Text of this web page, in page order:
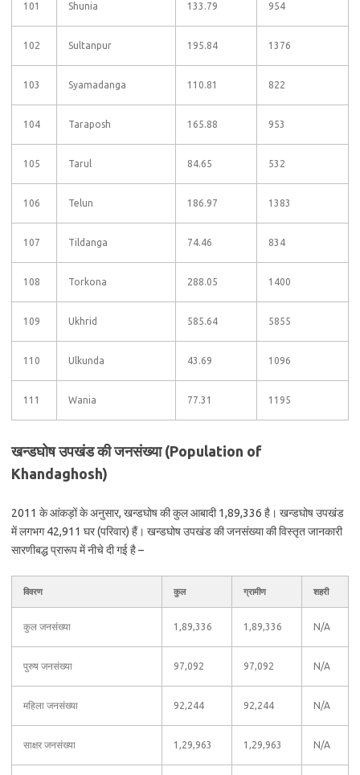
101 Shunia 133.79 954
102 Sultanpur 195.84 1376
103 Syamadanga 110.81 822
104 Taraposh 165.88 953
105 Tarul 84.65 532
106 Telun 186.97 1383
107 Tildanga 74.46 834
108 Torkona 288.05 1400
109 Ukhrid 585.64 5855
110 Ulkunda 43.69 1096
111 Wania 77.31 1195
खन्डघोष उपखंड की जनसंख्या (Population of
Khandaghosh)
2011 के आंकड़ों के अनुसार, खन्डघोष की कुल आबादी 1,89,336 है। खन्डघोष उपखंड
में लगभग 42,911 घर (परिवार) हैं। खन्डघोष उपखंड की जनसंख्या की विस्तृत जानकारी
सारणीबद्ध प्रारूप में नीचे दी गई है –
विवरण कुल ग्रामीण शहरी
कुल जनसंख्या 1,89,336 1,89,336 N/A
पुरुष जनसंख्या 97,092 97,092 N/A
महिला जनसंख्या 92,244 92,244 N/A
साक्षर जनसंख्या 1,29,963 1,29,963 N/A